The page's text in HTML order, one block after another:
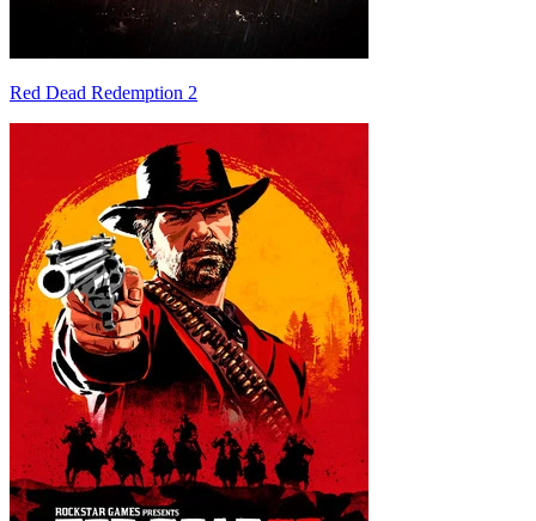
Red Dead Redemption 2